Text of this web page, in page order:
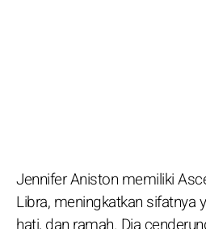
Jennifer Aniston memiliki
Libra, meningkatkan sifatnya